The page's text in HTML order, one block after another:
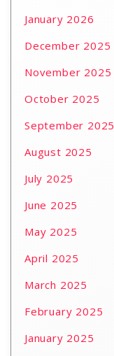
January 2026
December 2025
November 2025
October 2025
September 2025
August 2025
July 2025
June 2025
May 2025
April 2025
March 2025
February 2025
January 2025